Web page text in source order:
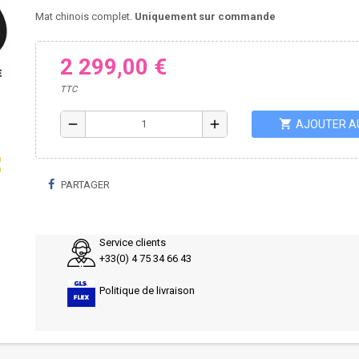
Mat chinois complet. Uniquement sur commande
2 299,00 €
TTC
remove add shopping_cart AJOUTER
PARTAGER
Service clients
+33(0) 4 75 34 66 43
Politique de livraison